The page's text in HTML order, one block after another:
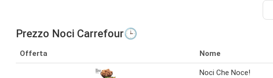
Prezzo Noci Carrefour🕒
Offerta Nome
Noci Che Noce!